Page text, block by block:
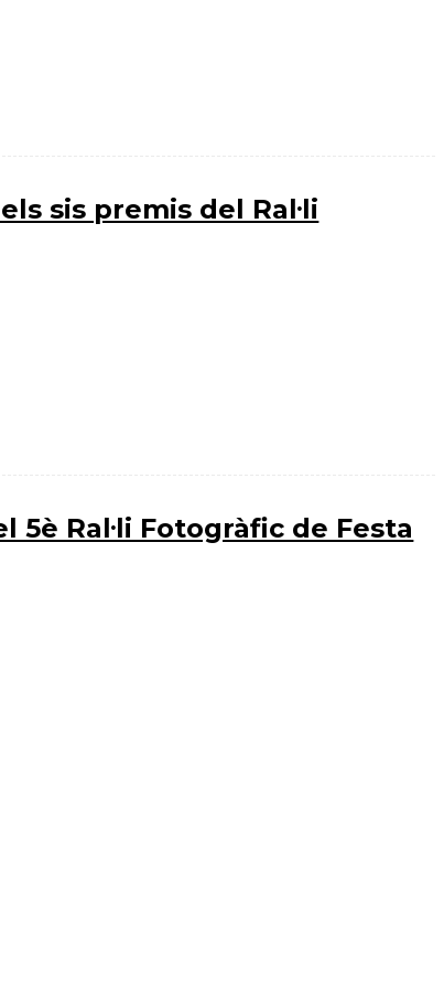
sis premis del Ral·li
Ral·li Fotogràfic de Festa